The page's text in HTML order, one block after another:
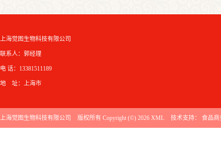
上海觉图生物科技有限公司
联系人：郭经理
电 话：13381511189
地 址：上海市
上海觉图生物科技有限公司 版权所有 Copyright (©) 2026 XML 技术支持： 食品商